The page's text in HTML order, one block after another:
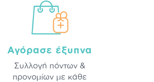
Αγόρασε έξυπνα
Συλλογή πόντων &
προνομίων με κάθε